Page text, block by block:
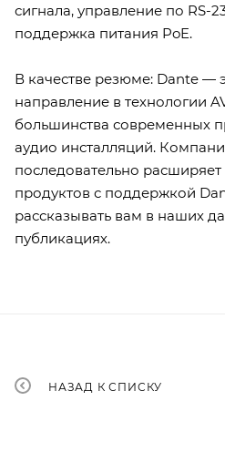
сигнала, управление по RS-
поддержка питания PoE.
В качестве резюме: Dante —
направление в технологии
большинства современных
аудио инсталляций.
последовательно
продуктов с поддержкой
рассказывать вам в наших
публикациях.
НАЗАД К СПИСКУ